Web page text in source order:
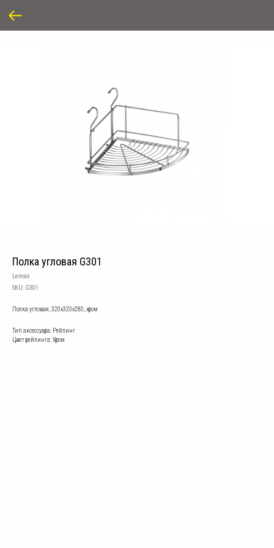
Полка угловая G301
Lemax
SKU: G301
Полка угловая, 320х320х280, хром
Тип аксессуара: Рейлинг
Цвет рейлинга: Хром